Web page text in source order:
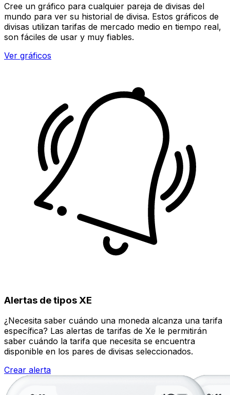
Cree un gráfico para cualquier pareja de divisas del
mundo para ver su historial de divisa. Estos gráficos de
divisas utilizan tarifas de mercado medio en tiempo real,
son fáciles de usar y muy fiables.
Ver gráficos
Alertas de tipos XE
¿Necesita saber cuándo una moneda alcanza una tarifa
específica? Las alertas de tarifas de Xe le permitirán
saber cuándo la tarifa que necesita se encuentra
disponible en los pares de divisas seleccionados.
Crear alerta